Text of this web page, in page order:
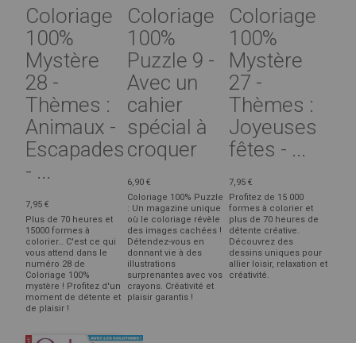
Coloriage
100%
Mystère
28 -
Thèmes :
Animaux -
Escapades
- ...
7,95 €
Plus de 70 heures et
15000 formes à
colorier… C'est ce qui
vous attend dans le
numéro 28 de
Coloriage 100%
mystère ! Profitez d'un
moment de détente et
de plaisir !
Coloriage
100%
Puzzle 9 -
Avec un
cahier
spécial à
croquer
6,90 €
Coloriage 100% Puzzle
: Un magazine unique
où le coloriage révèle
des images cachées !
Détendez-vous en
donnant vie à des
illustrations
surprenantes avec vos
crayons. Créativité et
plaisir garantis !
Coloriage
100%
Mystère
27 -
Thèmes :
Joyeuses
fêtes - ...
7,95 €
Profitez de 15 000
formes à colorier et
plus de 70 heures de
détente créative.
Découvrez des
dessins uniques pour
allier loisir, relaxation et
créativité.